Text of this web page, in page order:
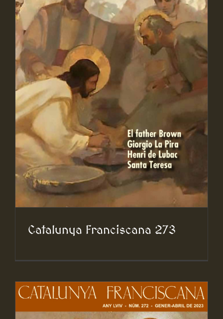
Catalunya Franciscana 273